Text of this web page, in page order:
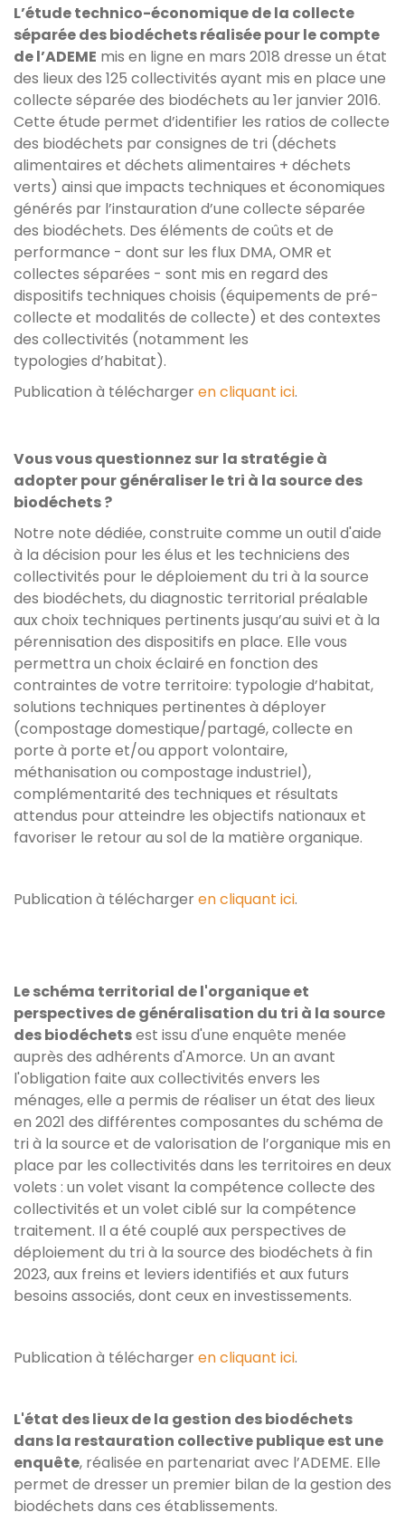
L’étude technico-économique de la collecte
séparée des biodéchets réalisée pour le compte
de l’ADEME mis en ligne en mars 2018 dresse un état
des lieux des 125 collectivités ayant mis en place une
collecte séparée des biodéchets au 1er janvier 2016.
Cette étude permet d’identifier les ratios de collecte
des biodéchets par consignes de tri (déchets
alimentaires et déchets alimentaires + déchets
verts) ainsi que impacts techniques et économiques
générés par l’instauration d’une collecte séparée
des biodéchets. Des éléments de coûts et de
performance - dont sur les flux DMA, OMR et
collectes séparées - sont mis en regard des
dispositifs techniques choisis (équipements de pré-
collecte et modalités de collecte) et des contextes
des collectivités (notamment les
typologies d’habitat).
Publication à téléchargeren cliquant ici.
Vous vous questionnez sur la stratégie à
adopter pour généraliser le tri à la source des
biodéchets ?
Notre note dédiée, construite comme un outil d'aide
à la décision pour les élus et les techniciens des
collectivités pour le déploiement du tri à la source
des biodéchets, du diagnostic territorial préalable
aux choix techniques pertinents jusqu’au suivi et à la
pérennisation des dispositifs en place. Elle vous
permettra un choix éclairé en fonction des
contraintes de votre territoire: typologie d’habitat,
solutions techniques pertinentes à déployer
(compostage domestique/partagé, collecte en
porte à porte et/ou apport volontaire,
méthanisation ou compostage industriel),
complémentarité des techniques et résultats
attendus pour atteindre les objectifs nationaux et
favoriser le retour au sol de la matière organique.
Publication à téléchargeren cliquant ici.
Le schéma territorial de l'organique et
perspectives de généralisation du tri à la source
des biodéchetsest issu d'une enquête menée
auprès des adhérents d'Amorce. Un an avant
l'obligation faite aux collectivités envers les
ménages, elle a permis de réaliser un état des lieux
en 2021 des différentes composantes du schéma de
tri à la source et de valorisation de l’organique mis en
place par les collectivités dans les territoires en deux
volets : un volet visant la compétence collecte des
collectivités et un volet ciblé sur la compétence
traitement. Il a été couplé aux perspectives de
déploiement du tri à la source des biodéchets à fin
2023, aux freins et leviers identifiés et aux futurs
besoins associés, dont ceux en investissements.
Publication à téléchargeren cliquant ici.
L'état des lieux de la gestion des biodéchets
dans la restauration collective publique est une
enquête, réalisée en partenariat avec l’ADEME. Elle
permet de dresser un premier bilan de la gestion des
biodéchets dans ces établissements.